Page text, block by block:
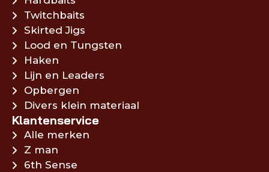
Twitchbaits
Skirted Jigs
Lood en Tungsten
Haken
Lijn en Leaders
Opbergen
Divers klein materiaal
Klantenservice
Alle merken
Z man
6th Sense